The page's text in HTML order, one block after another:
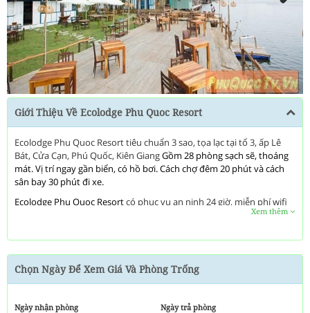
Giới Thiệu Về Ecolodge Phu Quoc Resort
Ecolodge Phu Quoc Resort tiêu chuẩn 3 sao, tọa lạc tại tổ 3, ấp Lê
Bát, Cửa Cạn, Phú Quốc, Kiên GiangGồm 28 phòng sạch sẽ, thoáng
mát. Vị trí ngay gần biển, có hồ bơi. Cách chợ đêm 20 phút và cách
sân bay 30 phút đi xe.
Ecolodge Phu Quoc Resortcó phục vụ an ninh 24 giờ, miễn phí wifi
tất cả các phòng, bếp, dịch vụ taxi, dịch vụ vé, nhà hàng, quầy bar,
phòng. phòng tắm phụ, nhà vệ sinh phụ, vật dụng dọn vệ sinh, tủ
đồ có khoá là các thiết bị tiện nghi mà khách hàng có thể sử dụng và
hài lòng ở đây.Đâylà nơi lý tưởng để thư giãn và đổi gió khi đến hòn
đảo Phú Quốc xinh đẹp.
Xem thêm
Chọn Ngày Để Xem Giá Và Phòng Trống
Ngày nhận phòng Ngày trả phòng